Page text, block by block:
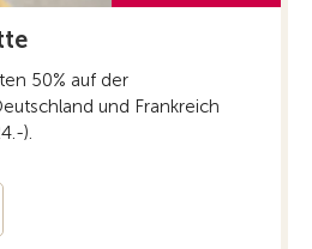
50% auf der
und Frankreich
).